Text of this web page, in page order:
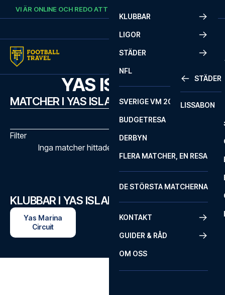
Skip to content
VI ÄR ONLINE OCH REDO ATT HJÄLPA DIG.
KLUBBAR
LIGOR
STÄDER
STÄDER
LISSABON
NFL
SVERIGE VM 2026
BUDGETRESA
DERBYN
FLERA MATCHER, EN RESA
DE STÖRSTA MATCHERNA
KONTAKT
GUIDER & RÅD
OM OSS
YAS ISLAND
MATCHER I YAS ISLAND
Filter
Inga matcher hittades med de valda filtren
KLUBBAR I YAS ISLAND
Yas Marina
Circuit